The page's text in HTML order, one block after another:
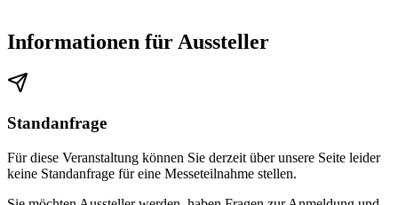
Informationen für Aussteller
Standanfrage
Für diese Veranstaltung können Sie derzeit über unsere Seite leider
keine Standanfrage für eine Messeteilnahme stellen.